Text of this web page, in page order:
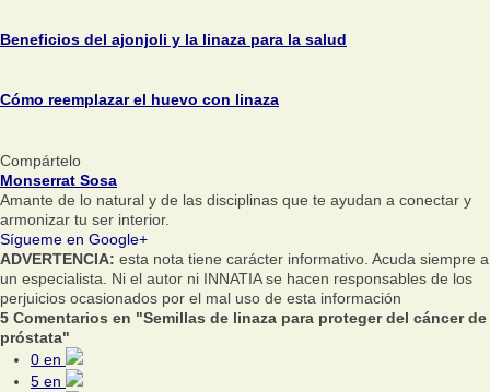
Beneficios del ajonjoli y la linaza para la salud
Cómo reemplazar el huevo con linaza
Compártelo
Monserrat Sosa
Amante de lo natural y de las disciplinas que te ayudan a conectar y
armonizar tu ser interior.
Sígueme en Google+
ADVERTENCIA: esta nota tiene carácter informativo. Acuda siempre a
un especialista. Ni el autor ni INNATIA se hacen responsables de los
perjuicios ocasionados por el mal uso de esta información
5 Comentarios en "Semillas de linaza para proteger del cáncer de
próstata"
0 en
5 en